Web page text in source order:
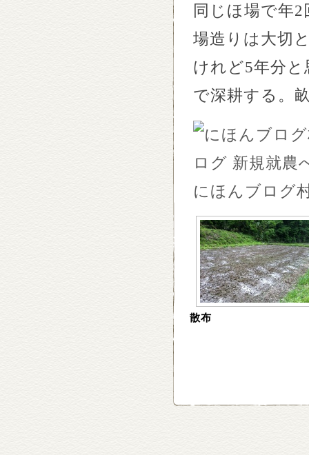
同じほ場で年2
場造りは大切
けれど5年分と
で深耕する。
にほんブログ
散布